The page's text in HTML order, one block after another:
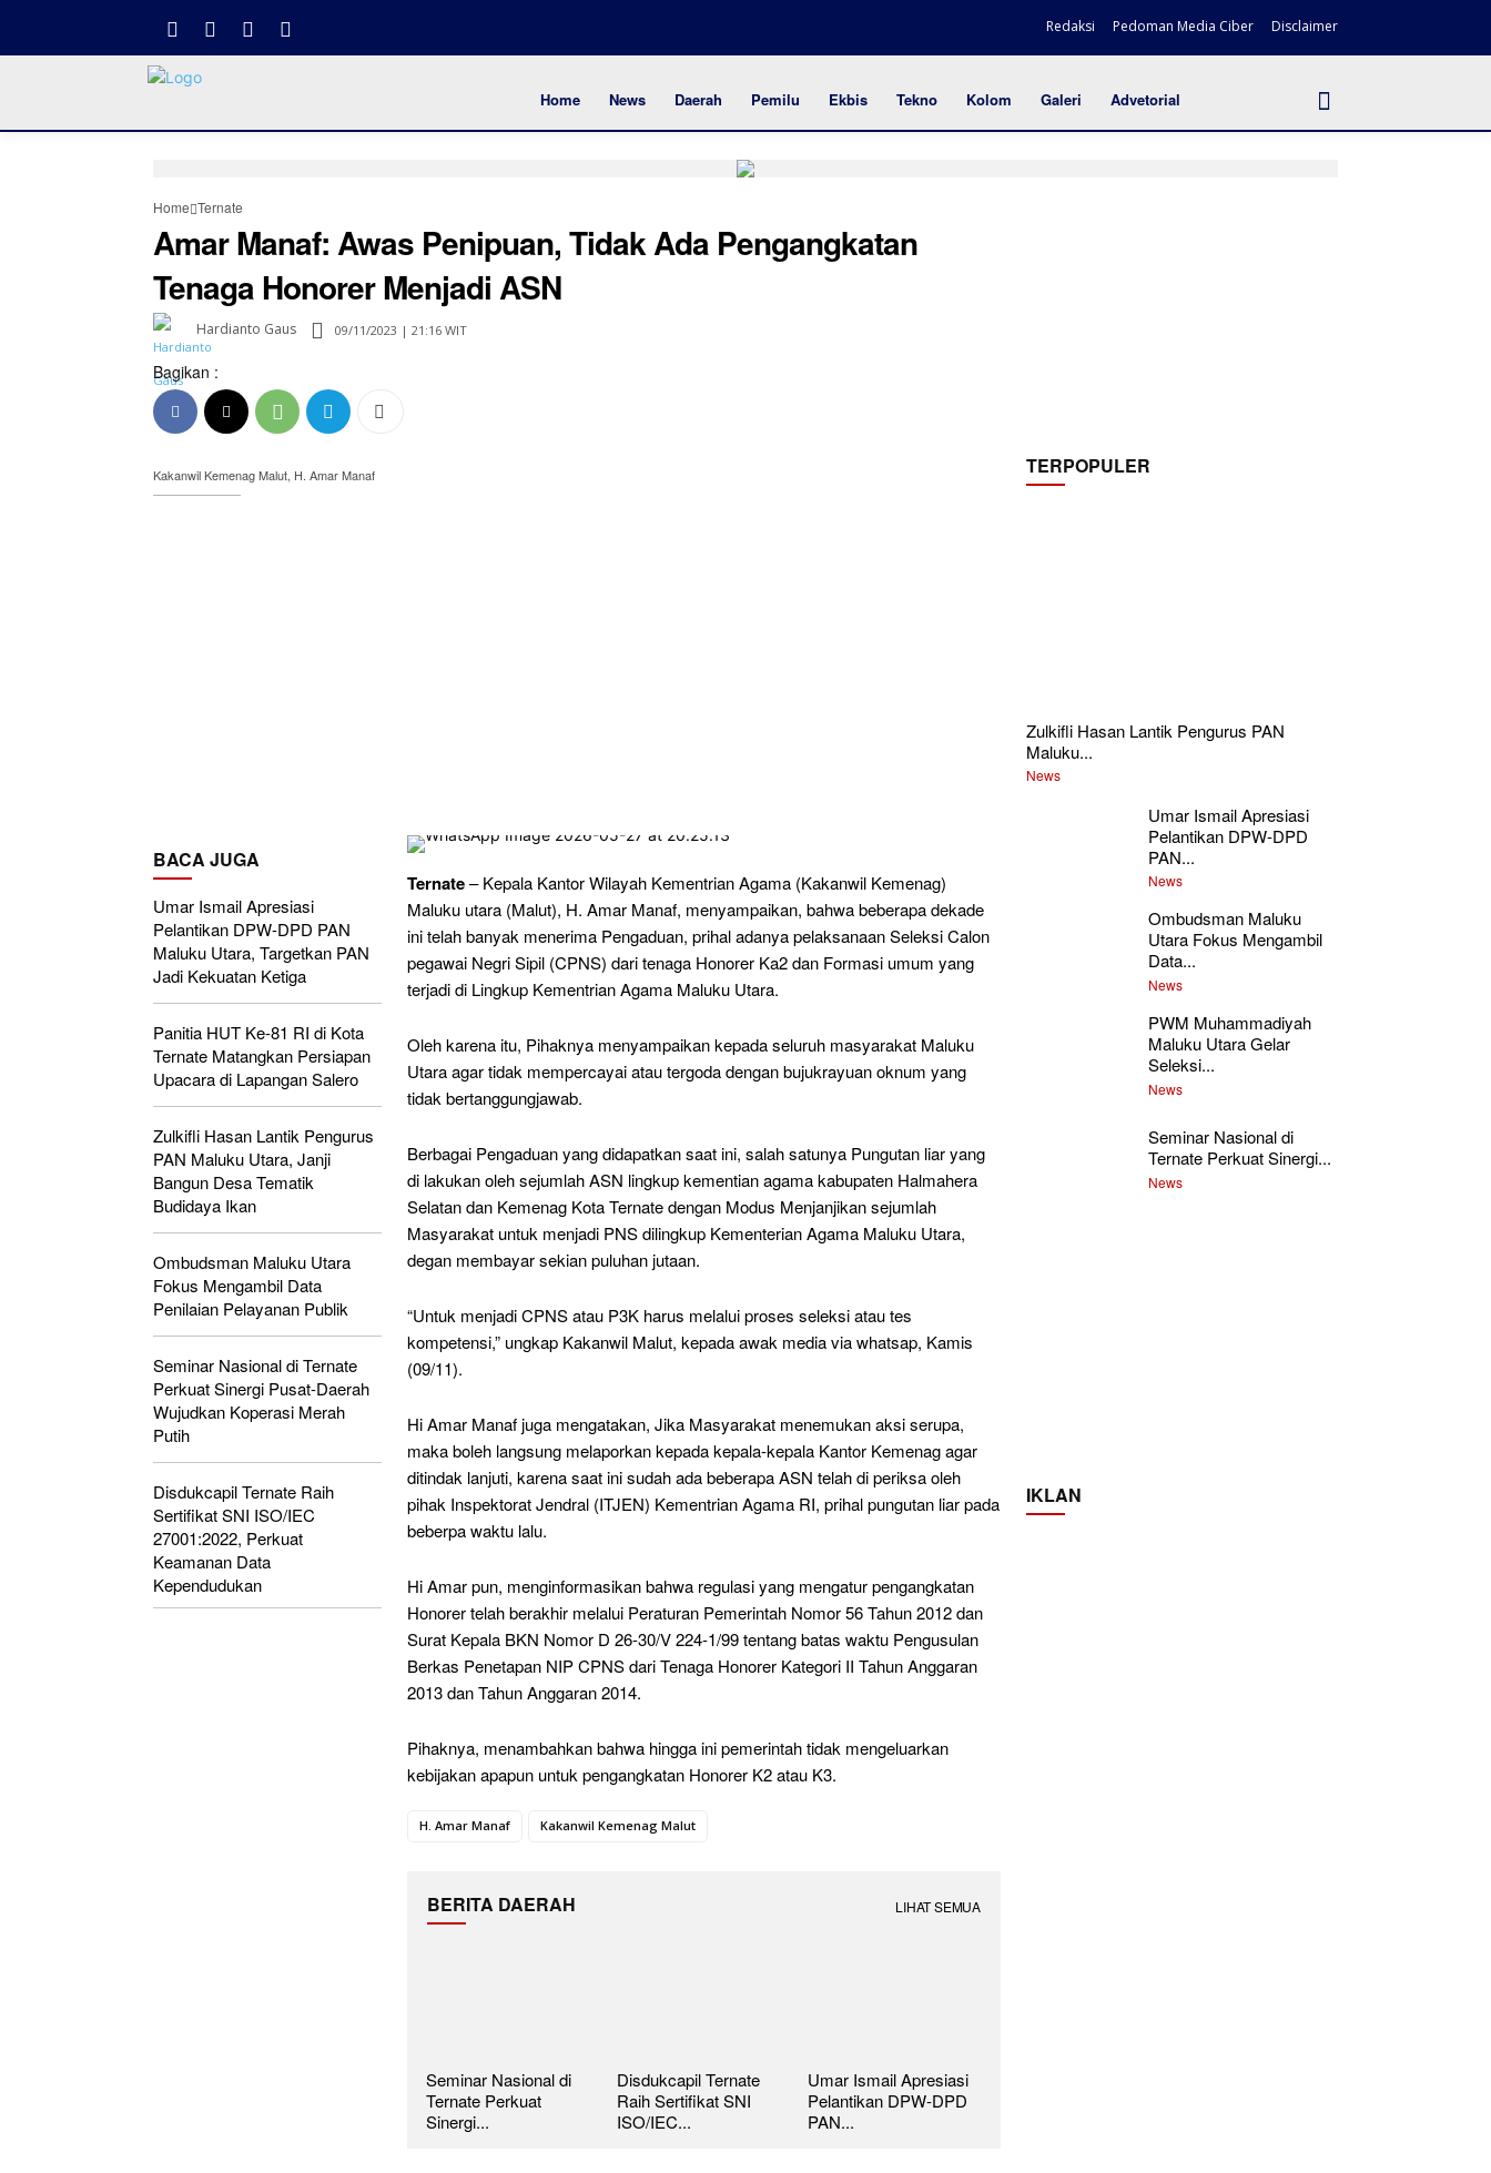
Redaksi Pedoman Media Ciber Disclaimer
Home News Daerah Pemilu Ekbis Tekno Kolom Galeri Advetorial
Home Ternate
Amar Manaf: Awas Penipuan, Tidak Ada Pengangkatan
Tenaga Honorer Menjadi ASN
Hardianto Gaus 09/11/2023 | 21:16 WIT
Bagikan :
Kakanwil Kemenag Malut, H. Amar Manaf TERPOPULER
Zulkifli Hasan Lantik Pengurus PAN
Maluku...
News
BACA JUGA
Umar Ismail Apresiasi
Pelantikan DPW-DPD PAN
Maluku Utara, Targetkan PAN
Jadi Kekuatan Ketiga
Panitia HUT Ke-81 RI di Kota
Ternate Matangkan Persiapan
Upacara di Lapangan Salero
Zulkifli Hasan Lantik Pengurus
PAN Maluku Utara, Janji
Bangun Desa Tematik
Budidaya Ikan
Ombudsman Maluku Utara
Fokus Mengambil Data
Penilaian Pelayanan Publik
Seminar Nasional di Ternate
Perkuat Sinergi Pusat-Daerah
Wujudkan Koperasi Merah
Putih
Disdukcapil Ternate Raih
Sertifikat SNI ISO/IEC
27001:2022, Perkuat
Keamanan Data
Kependudukan
Ternate– Kepala Kantor Wilayah Kementrian Agama (Kakanwil Kemenag)
Maluku utara (Malut), H. Amar Manaf, menyampaikan, bahwa beberapa dekade
ini telah banyak menerima Pengaduan, prihal adanya pelaksanaan Seleksi Calon
pegawai Negri Sipil (CPNS) dari tenaga Honorer Ka2 dan Formasi umum yang
terjadi di Lingkup Kementrian Agama Maluku Utara.
Oleh karena itu, Pihaknya menyampaikan kepada seluruh masyarakat Maluku
Utara agar tidak mempercayai atau tergoda dengan bujukrayuan oknum yang
tidak bertanggungjawab.
Berbagai Pengaduan yang didapatkan saat ini, salah satunya Pungutan liar yang
di lakukan oleh sejumlah ASN lingkup kementian agama kabupaten Halmahera
Selatan dan Kemenag Kota Ternate dengan Modus Menjanjikan sejumlah
Masyarakat untuk menjadi PNS dilingkup Kementerian Agama Maluku Utara,
degan membayar sekian puluhan jutaan.
“Untuk menjadi CPNS atau P3K harus melalui proses seleksi atau tes
kompetensi,” ungkap Kakanwil Malut, kepada awak media via whatsap, Kamis
(09/11).
Hi Amar Manaf juga mengatakan, Jika Masyarakat menemukan aksi serupa,
maka boleh langsung melaporkan kepada kepala-kepala Kantor Kemenag agar
ditindak lanjuti, karena saat ini sudah ada beberapa ASN telah di periksa oleh
pihak Inspektorat Jendral (ITJEN) Kementrian Agama RI, prihal pungutan liar pada
beberpa waktu lalu.
Hi Amar pun, menginformasikan bahwa regulasi yang mengatur pengangkatan
Honorer telah berakhir melalui Peraturan Pemerintah Nomor 56 Tahun 2012 dan
Surat Kepala BKN Nomor D 26-30/V 224-1/99 tentang batas waktu Pengusulan
Berkas Penetapan NIP CPNS dari Tenaga Honorer Kategori II Tahun Anggaran
2013 dan Tahun Anggaran 2014.
Pihaknya, menambahkan bahwa hingga ini pemerintah tidak mengeluarkan
kebijakan apapun untuk pengangkatan Honorer K2 atau K3.
H. Amar Manaf Kakanwil Kemenag Malut
BERITA DAERAH LIHAT SEMUA
Seminar Nasional di
Ternate Perkuat
Sinergi...
Disdukcapil Ternate
Raih Sertifikat SNI
ISO/IEC...
Umar Ismail Apresiasi
Pelantikan DPW-DPD
PAN...
Umar Ismail Apresiasi
Pelantikan DPW-DPD
PAN...
News
Ombudsman Maluku
Utara Fokus Mengambil
Data...
News
PWM Muhammadiyah
Maluku Utara Gelar
Seleksi...
News
Seminar Nasional di
Ternate Perkuat Sinergi...
News
IKLAN